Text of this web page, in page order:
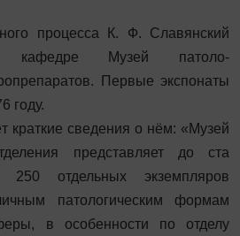
процесса К. Ф. Славянский
кафедре Музей патоло­
Первые экспонаты
году.
краткие сведения о нём: «Музей
представляет до ста
отдельных экземпляров
патологическим формам
в особенности по отделу